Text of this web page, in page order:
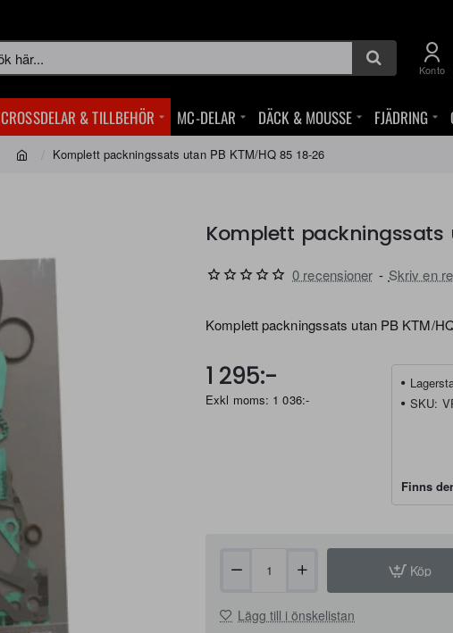
Konto
CROSSDELAR & TILLBEHÖR MC-DELAR DÄCK & MOUSSE FJÄDRING
Komplett packningssats utan PB KTM/HQ 85 18-26
Komplett packningssats
Komplett packningssats utan PB KTM/
0 recensioner - Skriv en
1 295:-
Exkl moms: 1 036:-
SKU:
Finns
Köp
Lägg till i önskelistan